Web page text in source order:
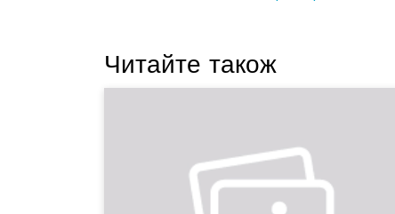
Читайте також